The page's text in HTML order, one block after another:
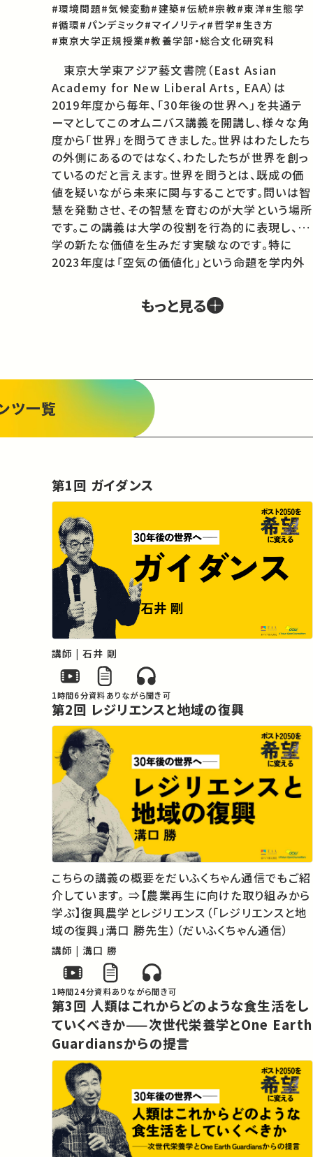
#環境問題#気候変動#建築#伝統#宗教#東洋#生態学
#循環#パンデミック#マイノリティ#哲学#生き方
#東京大学正規授業#教養学部・総合文化研究科
東京大学東アジア藝文書院（East Asian
Academy for New Liberal Arts, EAA）は
2019年度から毎年、「30年後の世界へ」を共通テ
ーマとしてこのオムニバス講義を開講し、様々な角
度から「世界」を問うてきました。世界はわたしたち
の外側にあるのではなく、わたしたちが世界を創っ
ているのだと言えます。世界を問うとは、既成の価
値を疑いながら未来に関与することです。問いは智
慧を発動させ、その智慧を育むのが大学という場所
です。この講義は大学の役割を行為的に表現し、大
学の新たな価値を生みだす実験なのです。特に
2023年度は「空気の価値化」という命題を学内外
さて、30年後の世界はどうなっているでしょうか。
気候変動の影響を最小限に抑えるための目標とし
まや半ば公然の事実になりました。たとえ目標が達
成されたとしてもそれで気候危機が解決されるわ
けではなく、わたしたちはその後も長期にわたっ
て、自らの文明が生みだした様々な災害——自然災
向かって、長い危機の時代を生きていくことになり
ます。これこそは、「30年後の空気」が規定するわた
したち人類の基礎条件です。そこで、2024年度は
「30年後」を越えて、この「危機の空気/空気の危
機」の中から希望を見いだすべく、以下の三つの柱
を中心に皆さんと議論したいと思います。
1　復興の技法。人は他と共同しながらつねに自
らを変容させ、成長していきます。危機を変容や成
長を促す好機であるととらえるなら、「復興」とは人
間の変容と成長のプロセスそのものであると言え
るでしょう。危機の中からわたしたちはどのような
復興のあり方を想像するでしょうか。またテクノロ
ジーはどのような役割を果たすべきでしょうか。
2　ロゴスの複雑化。世界は分断の時代に入った
と言われます。20世紀までの世界を支えてきた政
治制度の枠組みは地殻変動のように長期にわたる
大きな変革を被りつつあります。いまの世界を構成
している政治のロゴスは十全なものではないのか
も知れません。世界をあらわす（表す/現す/著す）ロ
ゴスを豊かにすることが不可欠でしょう。
3　惑星時代の人間。人新世やプラネタリー・バ
ウンダリーなどの概念は、近代的な人間観の改変
を促しています。「人間」とは何か？この終わりなき
存在論的問いを、人間を棲まわせているこの地球
という環境との連続の中で再び定義することは可
能でしょうか。可能であるとして、それはいかにして
可能になるでしょうか。
「30年後の世界」に希望をもたらすのは、他なら
ぬわたしたち自身です。皆さんと「問い」を共にし
て、この講義をポスト2050に向けた希望の出発点
にしたいと思います。
もっと見る
ツ一覧
第1回 ガイダンス
講師 | 石井 剛
1時間6分資料ありながら聞き可
第2回 レジリエンスと地域の復興
こちらの講義の概要をだいふくちゃん通信でもご紹
介しています。 ⇒【農業再生に向けた取り組みから
学ぶ】復興農学とレジリエンス（「レジリエンスと地
域の復興」溝口 勝先生）（だいふくちゃん通信）
講師 | 溝口 勝
1時間24分資料ありながら聞き可
第3回 人類はこれからどのような食生活をし
ていくべきか——次世代栄養学とOne Earth
Guardiansからの提言